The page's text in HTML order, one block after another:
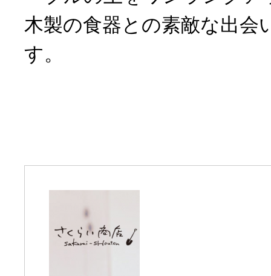
木製の食器との素敵な出会
す。